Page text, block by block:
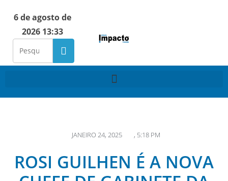
6 de agosto de
2026 13:33
JANEIRO 24, 2025 , 5:18 PM
ROSI GUILHEN É A NOVA